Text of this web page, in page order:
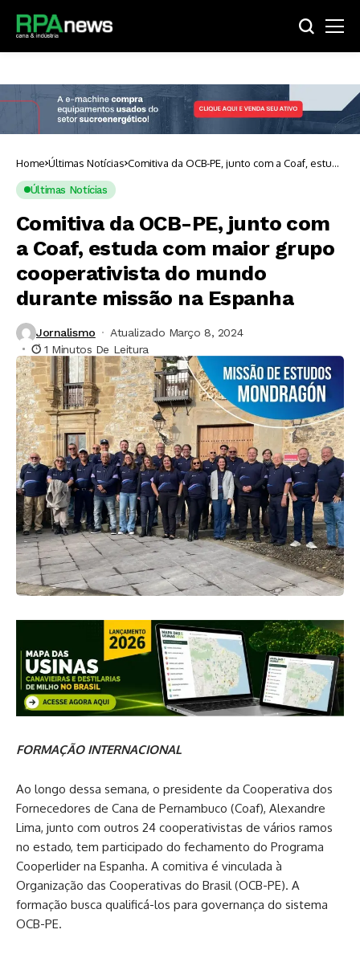
Home Últimas Notícias Comitiva da OCB-PE, junto com a Coaf, estuda
com maior grupo cooperativista do mundo
Últimas Notícias
Comitiva da OCB-PE, junto com
a Coaf, estuda com maior grupo
cooperativista do mundo
durante missão na Espanha
Jornalismo
Atualizado Março 8, 2024
1 Minutos De Leitura
FORMAÇÃO INTERNACIONAL
Ao longo dessa semana, o presidente da Cooperativa dos
Fornecedores de Cana de Pernambuco (Coaf), Alexandre
Lima, junto com outros 24 cooperativistas de vários ramos
no estado, tem participado do fechamento do Programa
Cooperlider na Espanha. A comitiva é vinculada à
Organização das Cooperativas do Brasil (OCB-PE). A
formação busca qualificá-los para governança do sistema
OCB-PE.